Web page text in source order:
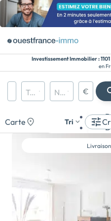
Investissement Immobilier :
en
Région, département, ville, CP
Maison
Types de biens Nombre de pièces Prix
€
Carte Tri
Livraison